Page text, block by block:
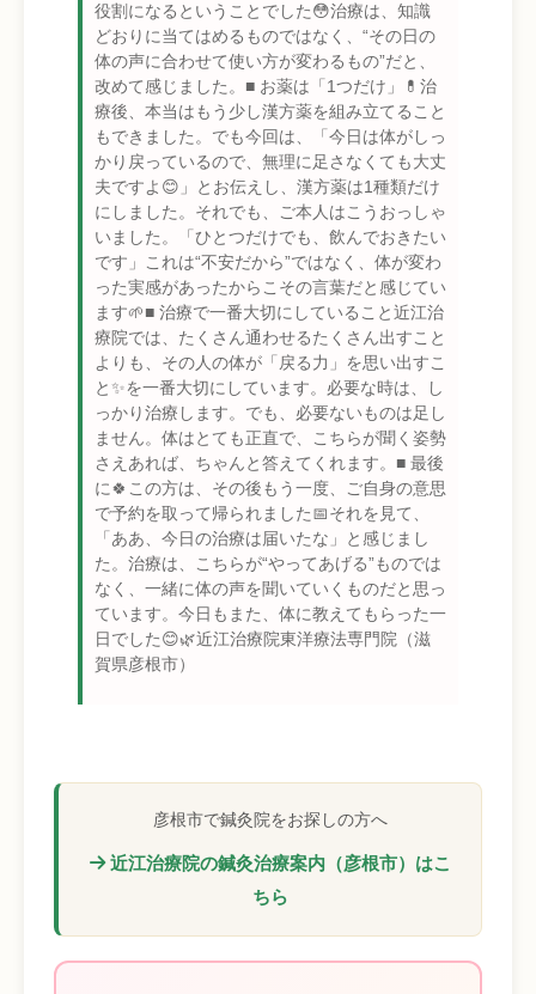
役割になるということでした😳治療は、知識
どおりに当てはめるものではなく、“その日の
体の声に合わせて使い方が変わるもの”だと、
改めて感じました。■ お薬は「1つだけ」💊治
療後、本当はもう少し漢方薬を組み立てること
もできました。でも今回は、「今日は体がしっ
かり戻っているので、無理に足さなくても大丈
夫ですよ😊」とお伝えし、漢方薬は1種類だけ
にしました。それでも、ご本人はこうおっしゃ
いました。「ひとつだけでも、飲んでおきたい
です」これは“不安だから”ではなく、体が変わ
った実感があったからこその言葉だと感じてい
ます🌱■ 治療で一番大切にしていること近江治
療院では、たくさん通わせるたくさん出すこと
よりも、その人の体が「戻る力」を思い出すこ
と✨を一番大切にしています。必要な時は、し
っかり治療します。でも、必要ないものは足し
ません。体はとても正直で、こちらが聞く姿勢
さえあれば、ちゃんと答えてくれます。■ 最後
に🍀この方は、その後もう一度、ご自身の意思
で予約を取って帰られました📅それを見て、
「ああ、今日の治療は届いたな」と感じまし
た。治療は、こちらが“やってあげる”ものでは
なく、一緒に体の声を聞いていくものだと思っ
ています。今日もまた、体に教えてもらった一
日でした😊🌿近江治療院東洋療法専門院（滋
賀県彦根市）
彦根市で鍼灸院をお探しの方へ
近江治療院の鍼灸治療案内（彦根市）はこ
ちら